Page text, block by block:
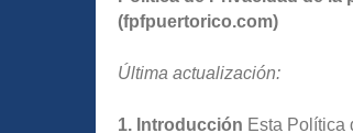
(fpfpuertorico.com)
Última actualización:
1. Introducción Esta Política